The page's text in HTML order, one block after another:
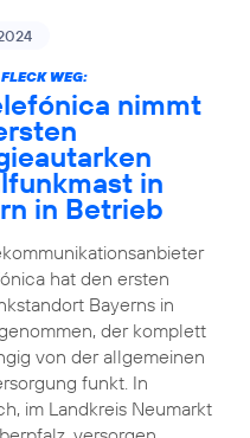
WEG:
nimmt
in
in Betrieb
hat den ersten
Bayerns in
der komplett
von der allgemeinen
funkt. In
im Landkreis Neumarkt